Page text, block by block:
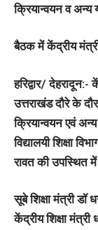
क्रियान्वयन व
बैठक में केंद्रीय
हरिद्वार/ देहरादून:-
उत्तराखंड दौरे के
क्रियान्वयन एवं
विद्यालयी शिक्षा
रावत की उपस्थित
सूबे शिक्षा मंत्री
केंद्रीय शिक्षा मंत्री